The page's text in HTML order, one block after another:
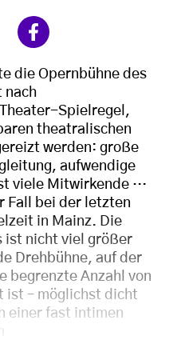
die Opernbühne des
nach
Spielregel,
theatralischen
werden: große
aufwendige
viele Mitwirkende …
Fall bei der letzten
in Mainz. Die
ist nicht viel größer
Drehbühne, auf der
begrenzte Anzahl von
ist – möglichst dicht
einer fast intimen